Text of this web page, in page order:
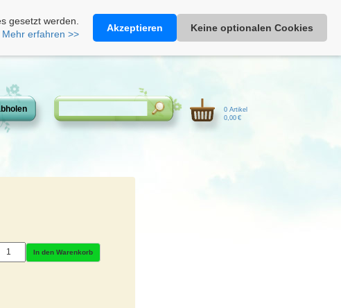
Heimathonig auf Facebook|Kunden-Login|Warenkorb
gesetzt werden.
Mehr erfahren >>
Akzeptieren Keine optionalen Cookies
0 Artikel
0,00 €
In den Warenkorb